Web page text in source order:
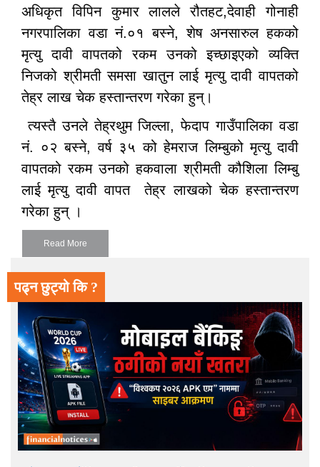
अधिकृत विपिन कुमार लालले रौतहट,देवाही गोनाही
नगरपालिका वडा नं.०१ बस्ने, शेष अनसारुल हकको
मृत्यु दावी वापतको रकम उनको इच्छाइएको व्यक्ति
निजको श्रीमती समसा खातुन लाई मृत्यु दावी वापतको
तेह्र लाख चेक हस्तान्तरण गरेका हुन्।
त्यस्तै उनले तेह्रथुम जिल्ला, फेदाप गाउँपालिका वडा
नं. ०२ बस्ने, वर्ष ३५ को हेमराज लिम्बुको मृत्यु दावी
वापतको रकम उनको हकवाला श्रीमती कौशिला लिम्बु
लाई मृत्यु दावी वापत तेह्र लाखको चेक हस्तान्तरण
गरेका हुन् ।
Read More
पढ्न छुट्यो कि ?